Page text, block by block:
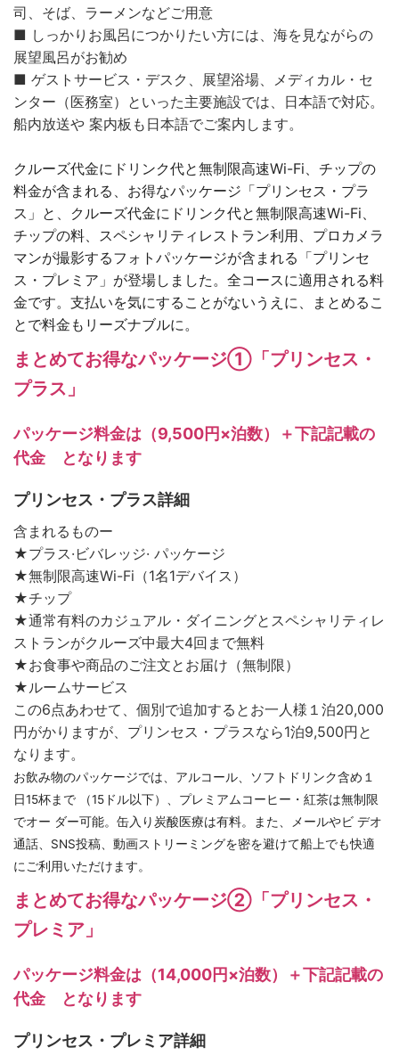
司、そば、ラーメンなどご用意
■ しっかりお風呂につかりたい方には、海を見ながらの
展望風呂がお勧め
■ ゲストサービス・デスク、展望浴場、メディカル・セ
ンター（医務室）といった主要施設では、日本語で対応。
船内放送や 案内板も日本語でご案内します。
クルーズ代金にドリンク代と無制限高速Wi-Fi、チップの
料金が含まれる、お得なパッケージ「プリンセス・プラ
ス」と、クルーズ代金にドリンク代と無制限高速Wi-Fi、
チップの料、スペシャリティレストラン利用、プロカメラ
マンが撮影するフォトパッケージが含まれる「プリンセ
ス・プレミア」が登場しました。全コースに適用される料
金です。支払いを気にすることがないうえに、まとめるこ
とで料金もリーズナブルに。
まとめてお得なパッケージ①「プリンセス・
プラス」
パッケージ料金は（9,500円×泊数）＋下記記載の
代金 となります
プリンセス・プラス詳細
含まれるものー
★プラス·ビバレッジ· パッケージ
★無制限高速Wi-Fi（1名1デバイス）
★チップ
★通常有料のカジュアル・ダイニングとスペシャリティレ
ストランがクルーズ中最大4回まで無料
★お食事や商品のご注文とお届け（無制限）
★ルームサービス
この6点あわせて、個別で追加するとお一人様１泊20,000
円がかりますが、プリンセス・プラスなら1泊9,500円と
なります。
お飲み物のパッケージでは、アルコール、ソフトドリンク含め１
日15杯まで （15ドル以下）、プレミアムコーヒー・紅茶は無制限
でオー ダー可能。缶入り炭酸医療は有料。また、メールやビ デオ
通話、SNS投稿、動画ストリーミングを密を避けて船上でも快適
にご利用いただけます。
まとめてお得なパッケージ②「プリンセス・
プレミア」
パッケージ料金は（14,000円×泊数）＋下記記載の
代金 となります
プリンセス・プレミア詳細